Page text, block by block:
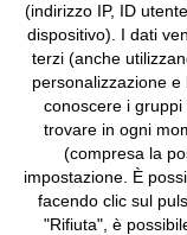
©2026
bonprix S.r.l. con
Valdengo (BI) C.F.
Biella n.
Sociale: euro
e coordinamento di
(indirizzo IP, ID
dispositivo). I dati
terzi (anche
personalizzazione
conoscere i gruppi
trovare in ogni
(compresa la
impostazione. È
facendo clic sul
"Rifiuta", è